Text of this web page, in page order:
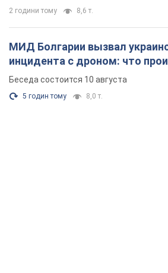
2 години тому 8,6 т.
МИД Болгарии вызвал
инцидента с дроном: что
Беседа состоится 10 августа
5 годин тому 8,0 т.